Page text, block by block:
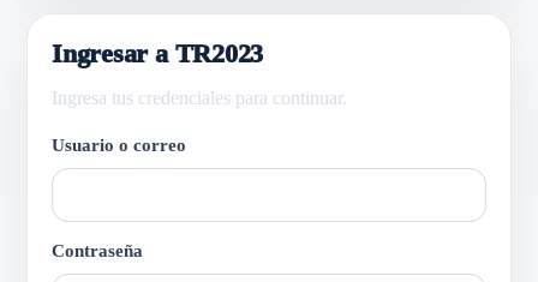
Ingresar a TR2023
Ingresa tus credenciales para continuar.
Usuario o correo
Contraseña